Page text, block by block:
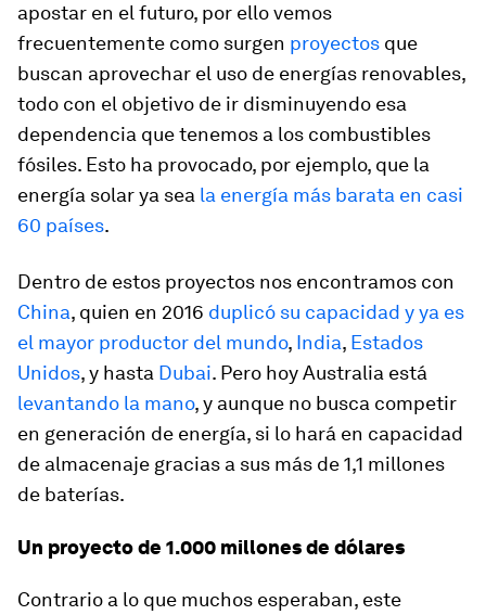
apostar en el futuro, por ello vemos
frecuentemente como surgen proyectos que
buscan aprovechar el uso de energías renovables,
todo con el objetivo de ir disminuyendo esa
dependencia que tenemos a los combustibles
fósiles. Esto ha provocado, por ejemplo, que la
energía solar ya sea la energía más barata en casi
60 países.
Dentro de estos proyectos nos encontramos con
China, quien en 2016 duplicó su capacidad y ya es
el mayor productor del mundo, India, Estados
Unidos, y hasta Dubai. Pero hoy Australia está
levantando la mano, y aunque no busca competir
en generación de energía, si lo hará en capacidad
de almacenaje gracias a sus más de 1,1 millones
de baterías.
Un proyecto de 1.000 millones de dólares
Contrario a lo que muchos esperaban, este